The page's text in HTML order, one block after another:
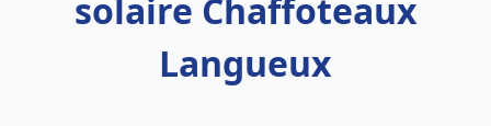
solaire Chaffoteaux
Langueux